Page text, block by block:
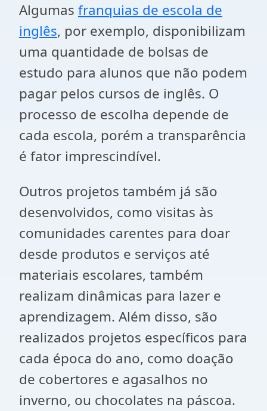
Algumas franquias de escola de
inglês, por exemplo, disponibilizam
uma quantidade de bolsas de
estudo para alunos que não podem
pagar pelos cursos de inglês. O
processo de escolha depende de
cada escola, porém a transparência
é fator imprescindível.
Outros projetos também já são
desenvolvidos, como visitas às
comunidades carentes para doar
desde produtos e serviços até
materiais escolares, também
realizam dinâmicas para lazer e
aprendizagem. Além disso, são
realizados projetos específicos para
cada época do ano, como doação
de cobertores e agasalhos no
inverno, ou chocolates na páscoa.